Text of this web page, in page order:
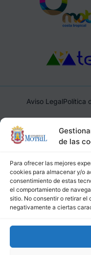
de las
Para ofrecer las mejores
cookies para almacenar y/o
consentimiento de estas
el comportamiento de
sitio. No consentir o retirar
negativamente a ciertas
Aviso LegalPolítica
Ayuntamiento de
(Granada), CIF: